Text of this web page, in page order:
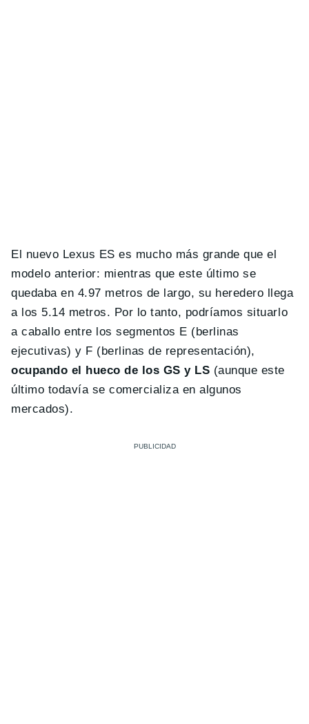
El nuevo Lexus ES es mucho más grande que el
modelo anterior: mientras que este último se
quedaba en 4.97 metros de largo, su heredero llega
a los 5.14 metros. Por lo tanto, podríamos situarlo
a caballo entre los segmentos E (berlinas
ejecutivas) y F (berlinas de representación),
ocupando el hueco de los GS y LS (aunque este
último todavía se comercializa en algunos
mercados).